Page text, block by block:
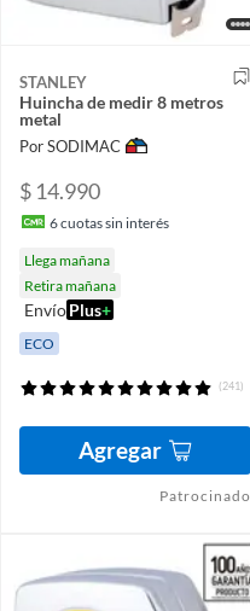
STANLEY
Huincha de medir 8 metros
metal
Por SODIMAC
$ 14.990
6cuotas sin interés
Llega mañana
Retira mañana
EnvíoPlus+
ECO
(241)
Agregar
Patrocinado